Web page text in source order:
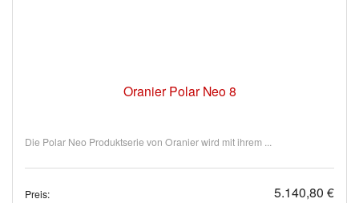
Oranier Polar Neo 8
Die Polar Neo Produktserie von Oranier wird mit ihrem ...
Preis: 5.140,80 €